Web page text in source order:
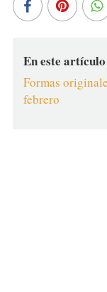
En este artículo
Formas
febrero